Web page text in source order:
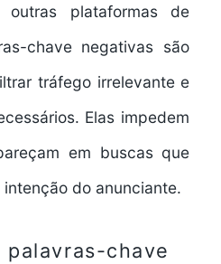
plataformas de
chave negativas são
tráfego irrelevante e
Elas impedem
em buscas que
do anunciante.
palavras-chave